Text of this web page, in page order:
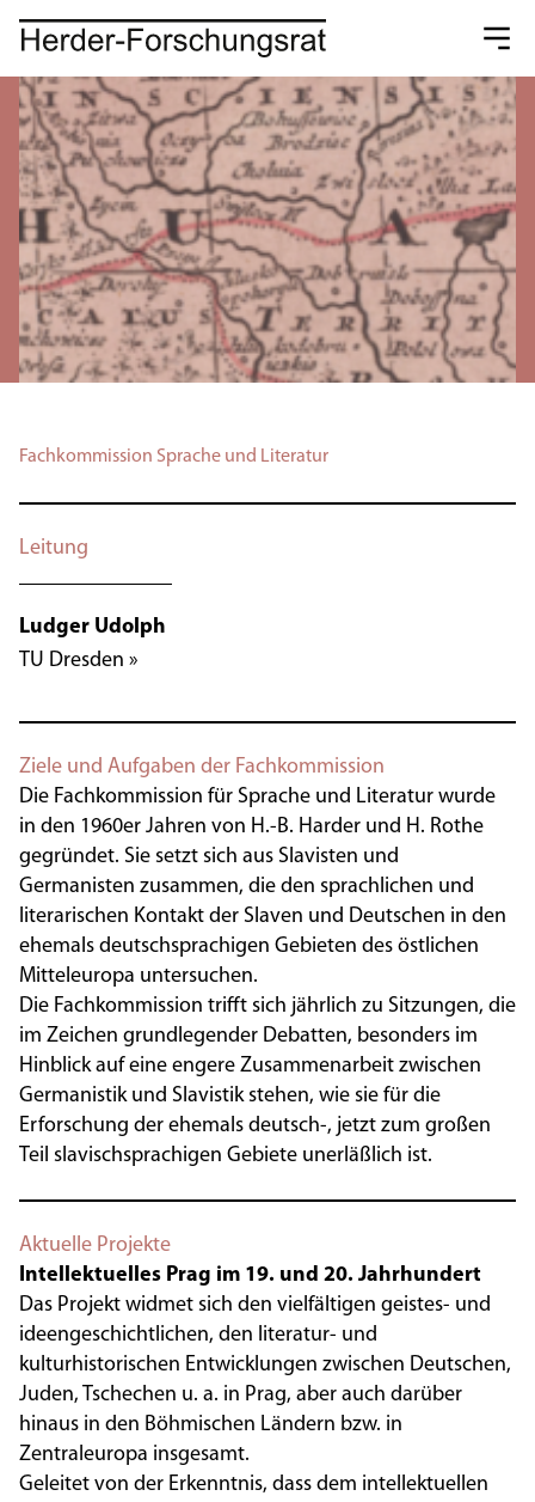
Fachkommission Sprache und Literatur
Leitung
Ludger Udolph
TU Dresden »
Ziele und Aufgaben der Fachkommission
Die Fachkommission für Sprache und Literatur wurde
in den 1960er Jahren von H.-B. Harder und H. Rothe
gegründet. Sie setzt sich aus Slavisten und
Germanisten zusammen, die den sprachlichen und
literarischen Kontakt der Slaven und Deutschen in den
ehemals deutschsprachigen Gebieten des östlichen
Mitteleuropa untersuchen.
Die Fachkommission trifft sich jährlich zu Sitzungen, die
im Zeichen grundlegender Debatten, besonders im
Hinblick auf eine engere Zusammenarbeit zwischen
Germanistik und Slavistik stehen, wie sie für die
Erforschung der ehemals deutsch-, jetzt zum großen
Teil slavischsprachigen Gebiete unerläßlich ist.
Aktuelle Projekte
Intellektuelles Prag im 19. und 20. Jahrhundert
Das Projekt widmet sich den vielfältigen geistes- und
ideengeschichtlichen, den literatur- und
kulturhistorischen Entwicklungen zwischen Deutschen,
Juden, Tschechen u. a. in Prag, aber auch darüber
hinaus in den Böhmischen Ländern bzw. in
Zentraleuropa insgesamt.
Geleitet von der Erkenntnis, dass dem intellektuellen